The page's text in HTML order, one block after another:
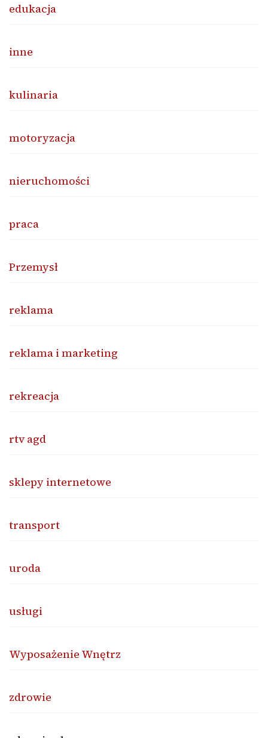
edukacja
inne
kulinaria
motoryzacja
nieruchomości
praca
Przemysł
reklama
reklama i marketing
rekreacja
rtv agd
sklepy internetowe
transport
uroda
usługi
Wyposażenie Wnętrz
zdrowie